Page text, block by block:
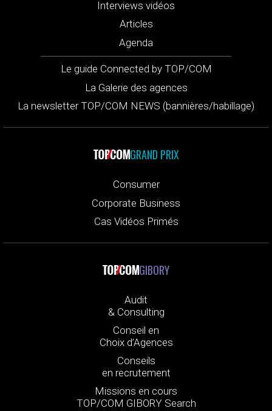
Interviews vidéos
Articles
Agenda
Le guide Connected by TOP/COM
La Galerie des agences
La newsletter TOP/COM NEWS (bannières/habillage)
GRAND PRIX
Consumer
Corporate Business
Cas Vidéos Primés
GIBORY
Audit
& Consulting
Conseil en
Choix d’Agences
Conseils
en recrutement
Missions en cours
TOP/COM GIBORY Search